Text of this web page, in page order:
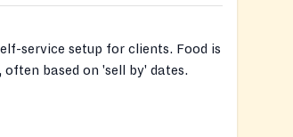
service setup for clients. Food is
based on 'sell by' dates.